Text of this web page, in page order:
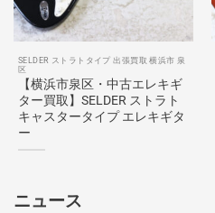
SELDER ストラトタイプ 出張買取 横浜市 泉
区
【横浜市泉区・中古エレキギ
ター買取】SELDER ストラト
キャスタータイプ エレキギタ
ー
ニュース